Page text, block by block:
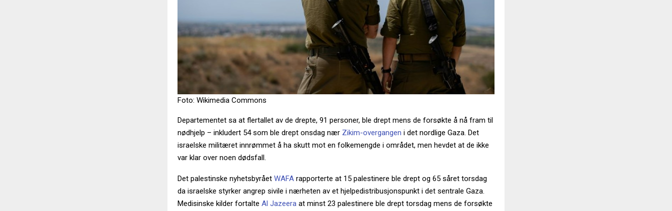
Foto: Wikimedia Commons
Departementet sa at flertallet av de drepte, 91 personer, ble drept mens de forsøkte å nå fram til
nødhjelp – inkludert 54 som ble drept onsdag nær Zikim-overgangen i det nordlige Gaza. Det
israelske militæret innrømmet å ha skutt mot en folkemengde i området, men hevdet at de ikke
var klar over noen dødsfall.
Det palestinske nyhetsbyrået WAFA rapporterte at 15 palestinere ble drept og 65 såret torsdag
da israelske styrker angrep sivile i nærheten av et hjelpedistribusjonspunkt i det sentrale Gaza.
Medisinske kilder fortalte Al Jazeera at minst 23 palestinere ble drept torsdag mens de forsøkte